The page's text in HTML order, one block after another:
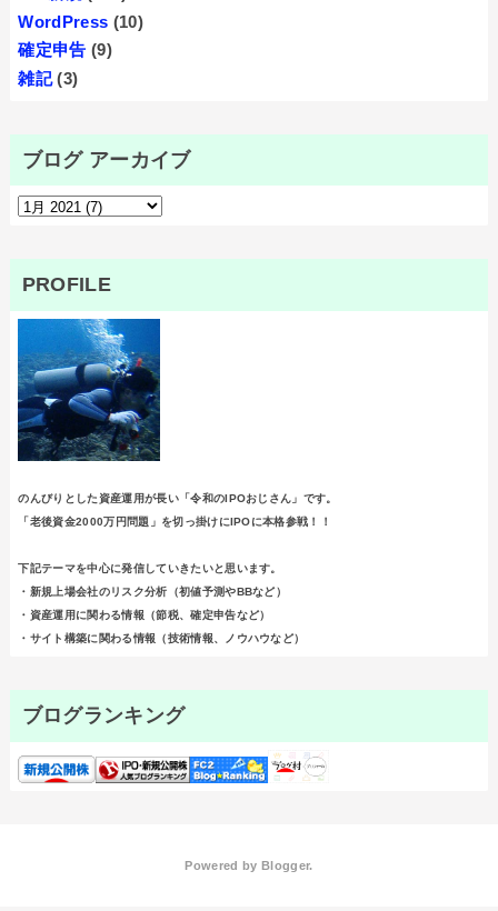
WordPress (10)
確定申告 (9)
雑記 (3)
ブログ アーカイブ
PROFILE
のんびりとした資産運用が長い「令和のIPOおじさん」です。
「老後資金2000万円問題」を切っ掛けにIPOに本格参戦！！
下記テーマを中心に発信していきたいと思います。
・新規上場会社のリスク分析（初値予測やBBなど）
・資産運用に関わる情報（節税、確定申告など）
・サイト構築に関わる情報（技術情報、ノウハウなど）
ブログランキング
Powered by Blogger.